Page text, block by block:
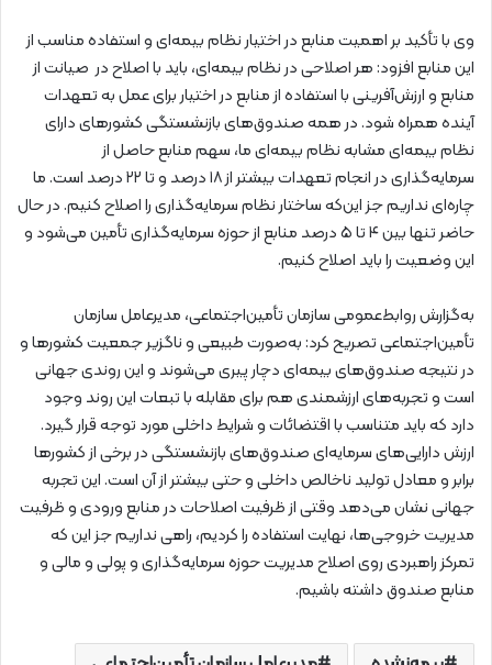
وی با تأکید بر اهمیت منابع در اختیار نظام بیمه‌ای و استفاده مناسب از
این منابع افزود: هر اصلاحی در نظام بیمه‌ای، باید با اصلاح در صیانت از
منابع و ارزش‌آفرینی با استفاده از منابع در اختیار برای عمل به تعهدات
آینده همراه شود. در همه صندوق‌های بازنشستگی کشورهای دارای
نظام بیمه‌ای مشابه نظام بیمه‌ای ما، سهم منابع حاصل از
سرمایه‌گذاری در انجام تعهدات بیشتر از ۱۸ درصد و تا ۲۲ درصد است. ما
چاره‌ای نداریم جز این‌که ساختار نظام سرمایه‌گذاری را اصلاح کنیم. در حال
حاضر تنها بین ۴ تا ۵ درصد منابع از حوزه سرمایه‌گذاری تأمین می‌شود و
این وضعیت را باید اصلاح کنیم.
به‌گزارش روابط‌عمومی سازمان تأمین‌اجتماعی، مدیرعامل سازمان
تأمین‌اجتماعی تصریح کرد: به‌صورت طبیعی و ناگزیر جمعیت کشورها و
در نتیجه صندوق‌های بیمه‌ای دچار پیری می‌شوند و این روندی جهانی
است و تجربه‌های ارزشمندی هم برای مقابله با تبعات این روند وجود
دارد که باید متناسب با اقتضائات و شرایط داخلی مورد توجه قرار گیرد.
ارزش دارایی‌های سرمایه‌ای صندوق‌های بازنشستگی در برخی از کشورها
برابر و معادل تولید ناخالص داخلی و حتی بیشتر از آن است. این تجربه
جهانی نشان می‌دهد وقتی از ظرفیت اصلاحات در منابع ورودی و ظرفیت
مدیریت خروجی‌ها، نهایت استفاده را کردیم، راهی نداریم جز این که
تمرکز راهبردی روی اصلاح مدیریت حوزه سرمایه‌گذاری و پولی و مالی و
منابع صندوق داشته باشیم.